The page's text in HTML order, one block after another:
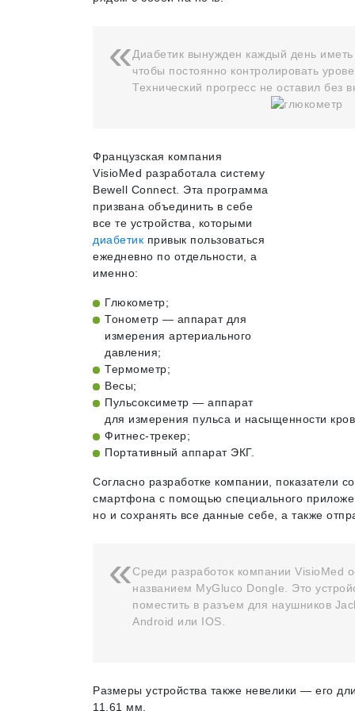
Диабетик вынужден каждый день
чтобы постоянно контролировать
Технический прогресс не оставил
Французская компания
VisioMed разработала систему
Bewell Connect. Эта программа
призвана объединить в себе
все те устройства, которыми
диабетик привык пользоваться
ежедневно по отдельности, а
именно:
Глюкометр;
Тонометр — аппарат для
измерения артериального
давления;
Термометр;
Весы;
Пульсоксиметр — аппарат
для измерения пульса и насыщенности
Фитнес-трекер;
Портативный аппарат ЭКГ.
Согласно разработке компании, показатели
смартфона с помощью специального
но и сохранять все данные себе, а также
Среди разработок компании VisioMed
названием MyGluco Dongle. Это
поместить в разъем для наушников
Android или IOS.
Размеры устройства также невелики — его
11,61 мм.